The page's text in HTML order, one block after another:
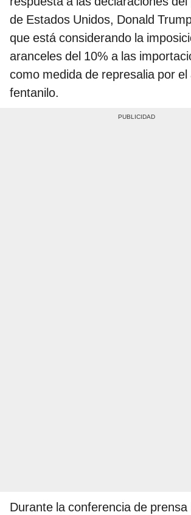
de Estados Unidos, Donald
que está considerando la
aranceles del 10% a las
como medida de represalia por
fentanilo.
Durante la conferencia de prensa